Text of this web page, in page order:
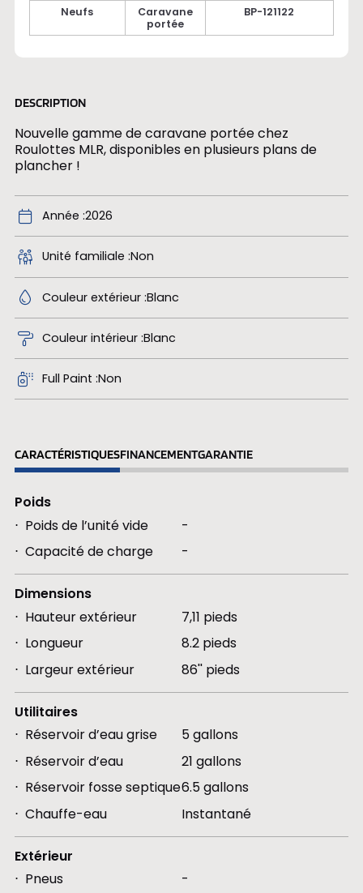
Neufs
Caravane
portée
BP-121122
DESCRIPTION
Nouvelle gamme de caravane portée chez
Roulottes MLR, disponibles en plusieurs plans de
plancher !
Année 2026
Unité familiale Non
Couleur extérieur Blanc
Couleur intérieur Blanc
Full Paint Non
CARACTÉRISTIQUESFINANCEMENTGARANTIE
Poids
Poids de l’unité vide
-
Capacité de charge
-
Dimensions
Hauteur extérieur
7,11 pieds
Longueur
8.2 pieds
Largeur extérieur
86'' pieds
Utilitaires
Réservoir d’eau grise
5 gallons
Réservoir d’eau
21 gallons
Réservoir fosse septique6.5 gallons
Chauffe-eau
Instantané
Extérieur
Pneus
-